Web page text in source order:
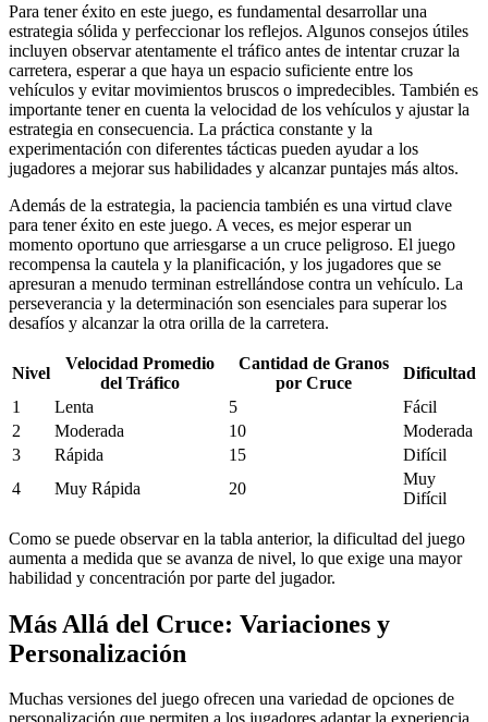
Para tener éxito en este juego, es fundamental desarrollar una
estrategia sólida y perfeccionar los reflejos. Algunos consejos útiles
incluyen observar atentamente el tráfico antes de intentar cruzar la
carretera, esperar a que haya un espacio suficiente entre los
vehículos y evitar movimientos bruscos o impredecibles. También es
importante tener en cuenta la velocidad de los vehículos y ajustar la
estrategia en consecuencia. La práctica constante y la
experimentación con diferentes tácticas pueden ayudar a los
jugadores a mejorar sus habilidades y alcanzar puntajes más altos.
Además de la estrategia, la paciencia también es una virtud clave
para tener éxito en este juego. A veces, es mejor esperar un
momento oportuno que arriesgarse a un cruce peligroso. El juego
recompensa la cautela y la planificación, y los jugadores que se
apresuran a menudo terminan estrellándose contra un vehículo. La
perseverancia y la determinación son esenciales para superar los
desafíos y alcanzar la otra orilla de la carretera.
Nivel
Velocidad Promedio
del Tráfico
Cantidad de Granos
por Cruce
Dificultad
1
Lenta 5
Fácil
2
Moderada 10
Moderada
3
Rápida 15
Difícil
4
Muy Rápida 20
Muy
Difícil
Como se puede observar en la tabla anterior, la dificultad del juego
aumenta a medida que se avanza de nivel, lo que exige una mayor
habilidad y concentración por parte del jugador.
Más Allá del Cruce: Variaciones y
Personalización
Muchas versiones del juego ofrecen una variedad de opciones de